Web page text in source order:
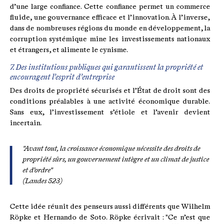
d’une large confiance. Cette confiance permet un commerce
fluide, une gouvernance efficace et l’innovation. À l’inverse,
dans de nombreuses régions du monde en développement, la
corruption systémique mine les investissements nationaux
et étrangers, et alimente le cynisme.
7. Des institutions publiques qui garantissent la propriété et
encouragent l’esprit d’entreprise
Des droits de propriété sécurisés et l’État de droit sont des
conditions préalables à une activité économique durable.
Sans eux, l’investissement s’étiole et l’avenir devient
incertain.
"Avant tout, la croissance économique nécessite des droits de
propriété sûrs, un gouvernement intègre et un climat de justice
et d’ordre"
(Landes 523)
Cette idée réunit des penseurs aussi différents que Wilhelm
Röpke et Hernando de Soto. Röpke écrivait : "Ce n’est que